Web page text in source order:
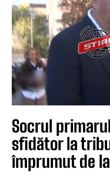
Socrul
sfidător la
împrumut de